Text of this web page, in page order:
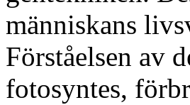
människans
Förståelsen av
fotosyntes,